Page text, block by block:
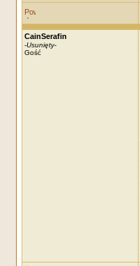
CainSerafin
-Usunięty-
Gość